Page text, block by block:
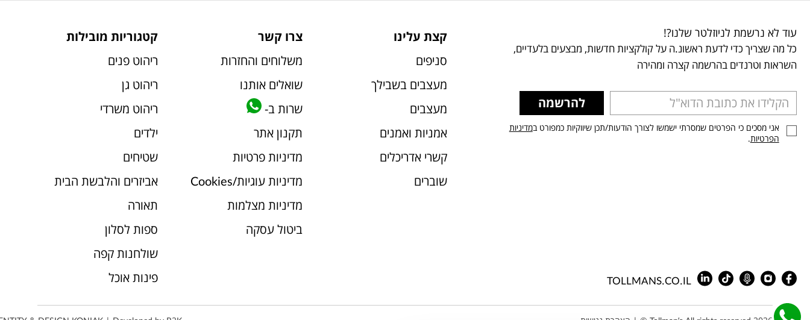
עוד לא נרשמת לניוזלטר שלנו?!
כל מה שצריך כדי לדעת ראשונ.ה על קולקציות חדשות, מבצעים בלעדיים,
השראות וטרנדים בהרשמה קצרה ומהירה
להרשמה
אני מסכים כי הפרטים שמסרתי ישמשו לצורך הודעות/תכן שיווקיות כמפורט במדיניות
הפרטיות.
TOLLMANS.CO.IL
קצת עלינו
סניפים
מעצבים בשבילך
מעצבים
אמניות ואמנים
קשרי אדריכלים
שוברים
צרו קשר
משלוחים והחזרות
שואלים אותנו
שרות ב-
תקנון אתר
מדיניות פרטיות
מדיניות עוגיות/Cookies
מדיניות מצלמות
ביטול עסקה
קטגוריות מובילות
ריהוט פנים
ריהוט גן
ריהוט משרדי
ילדים
שטיחים
אביזרים והלבשת הבית
תאורה
ספות לסלון
שולחנות קפה
פינות אוכל